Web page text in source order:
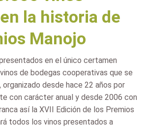
la historia de
Manojo
en el único certamen
de bodegas cooperativas que se
organizado desde hace 22 años por
con carácter anual y desde 2006 con
así la XVII Edición de los Premios
todos los vinos presentados a